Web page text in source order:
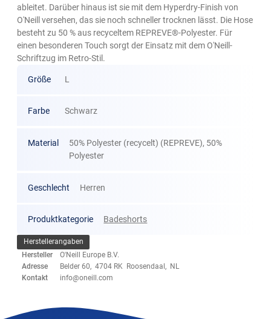
ableitet. Darüber hinaus ist sie mit dem Hyperdry-Finish von
O'Neill versehen, das sie noch schneller trocknen lässt. Die Hose
besteht zu 50 % aus recyceltem REPREVE®-Polyester. Für
einen besonderen Touch sorgt der Einsatz mit dem O'Neill-
Schriftzug im Retro-Stil.
Größe L
Farbe Schwarz
Material
50% Polyester (recycelt) (REPREVE), 50%
Polyester
Geschlecht Herren
Produktkategorie Badeshorts
Herstellerangaben
Hersteller
O'Neill Europe B.V.
Adresse
Belder 60, 4704 RK Roosendaal, NL
Kontakt
info@oneill.com